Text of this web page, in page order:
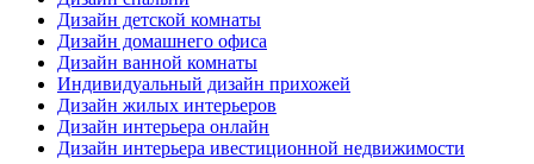
Дизайн детской комнаты
Дизайн домашнего офиса
Дизайн ванной комнаты
Индивидуальный дизайн прихожей
Дизайн жилых интерьеров
Дизайн интерьера онлайн
Дизайн интерьера ивестиционной недвижимости